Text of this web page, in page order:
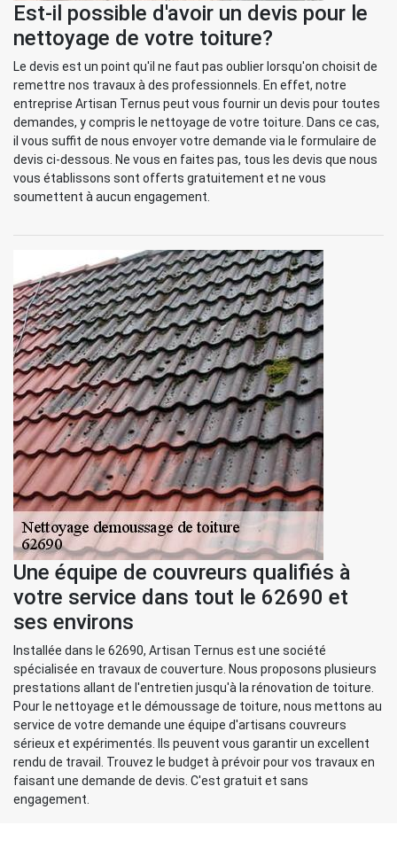
Est-il possible d'avoir un devis pour le
nettoyage de votre toiture?
Le devis est un point qu'il ne faut pas oublier lorsqu'on choisit de
remettre nos travaux à des professionnels. En effet, notre
entreprise Artisan Ternus peut vous fournir un devis pour toutes
demandes, y compris le nettoyage de votre toiture. Dans ce cas,
il vous suffit de nous envoyer votre demande via le formulaire de
devis ci-dessous. Ne vous en faites pas, tous les devis que nous
vous établissons sont offerts gratuitement et ne vous
soumettent à aucun engagement.
Une équipe de couvreurs qualifiés à
votre service dans tout le 62690 et
ses environs
Installée dans le 62690, Artisan Ternus est une société
spécialisée en travaux de couverture. Nous proposons plusieurs
prestations allant de l'entretien jusqu'à la rénovation de toiture.
Pour le nettoyage et le démoussage de toiture, nous mettons au
service de votre demande une équipe d'artisans couvreurs
sérieux et expérimentés. Ils peuvent vous garantir un excellent
rendu de travail. Trouvez le budget à prévoir pour vos travaux en
faisant une demande de devis. C'est gratuit et sans
engagement.